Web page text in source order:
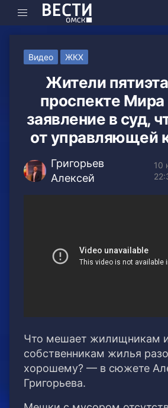
Видео ЖКХ
Жители
проспекте
заявление в суд,
от управляющей
Григорьев
Алексей
10
Что мешает жилищникам
собственникам жилья
хорошему? — в сюжете
Григорьева.